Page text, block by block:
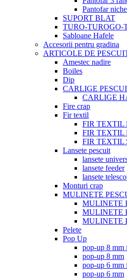
Pantofar
SUPORT BLAT
TURO-TUROGO-
Sabloane Hafele
Accesorii pentru gradina
ARTICOLE DE
Amestec nadire
Boiles
Dip
CARLIGE
CARLIGE
Fire crap
Fir textil
FIR TEXTIL
FIR TEXTIL
FIR TEXTIL
Lansete pescuit
lansete
lansete feeder
lansete
Monturi crap
MULINETE
MULINETE
MULINETE
MULINETE
Pelete
Pop Up
pop-up 8 mm
pop-up 8 mm
pop-up 6 mm
pop-up 6 mm